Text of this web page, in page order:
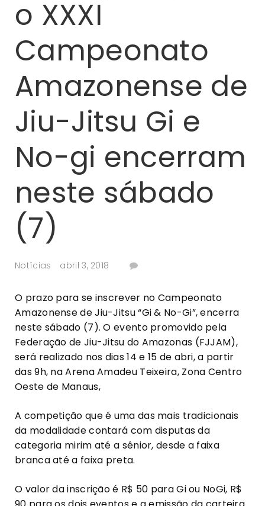
o XXXI
Campeonato
Amazonense de
Jiu-Jitsu Gi e
No-gi encerram
neste sábado
(7)
Notícias abril 3, 2018
O prazo para se inscrever no Campeonato
Amazonense de Jiu-Jitsu “Gi & No-Gi”, encerra
neste sábado (7). O evento promovido pela
Federação de Jiu-Jitsu do Amazonas (FJJAM),
será realizado nos dias 14 e 15 de abri, a partir
das 9h, na Arena Amadeu Teixeira, Zona Centro
Oeste de Manaus,
A competição que é uma das mais tradicionais
da modalidade contará com disputas da
categoria mirim até a sênior, desde a faixa
branca até a faixa preta.
O valor da inscrição é R$ 50 para Gi ou NoGi, R$